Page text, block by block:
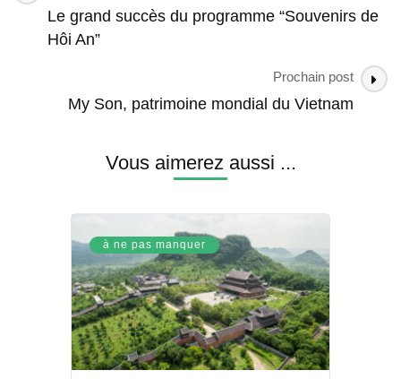
Navigation
Le grand succès du programme “Souvenirs de
Hôi An”
Prochain post
My Son, patrimoine mondial du Vietnam
Vous aimerez aussi ...
à ne pas manquer